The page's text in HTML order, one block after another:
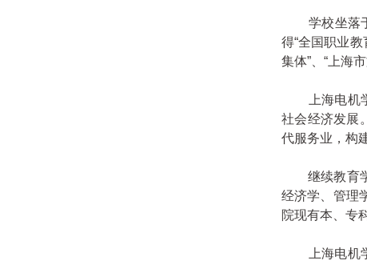
学校坐落于
得“全国职业教
集体”、“上海
上海电机学
社会经济发展
代服务业，构
继续教育学
经济学、管理
院现有本、专
上海电机学